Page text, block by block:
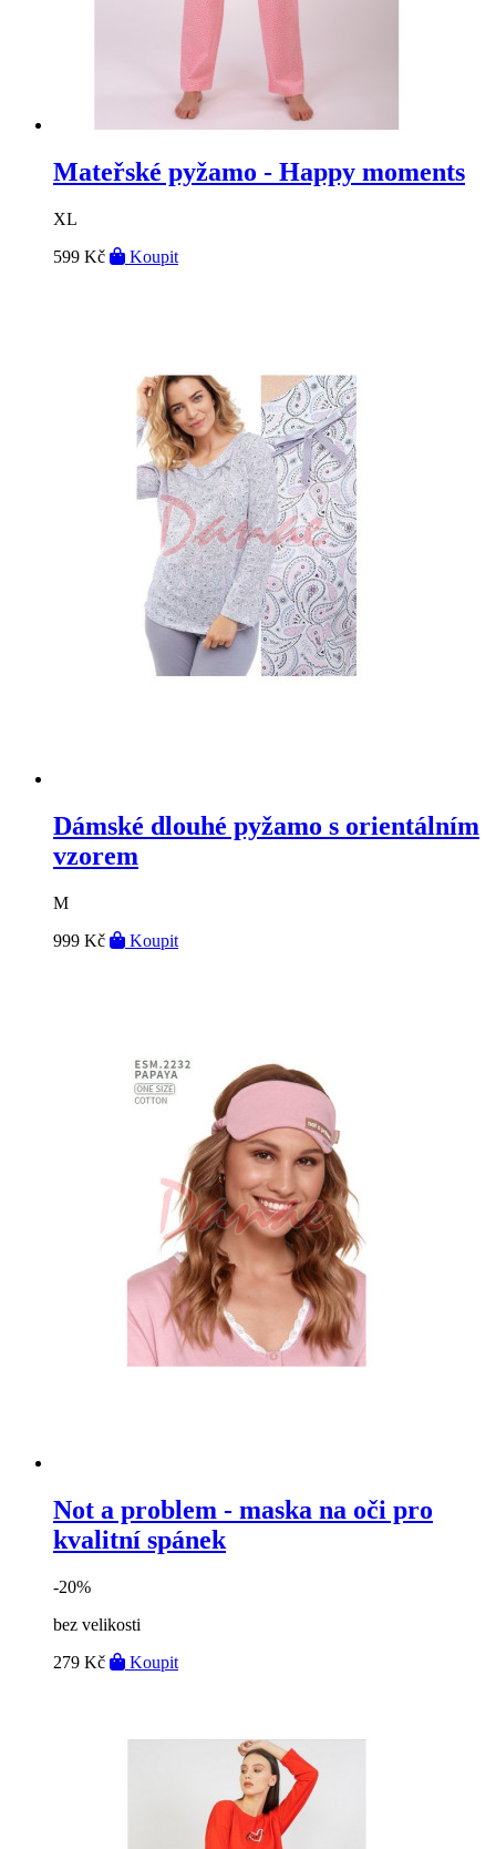
Mateřské pyžamo - Happy moments
XL
599 Kč
Koupit
Dámské dlouhé pyžamo s orientálním
vzorem
M
999 Kč
Koupit
Not a problem - maska na oči pro
kvalitní spánek
-20%
bez velikosti
279 Kč
Koupit